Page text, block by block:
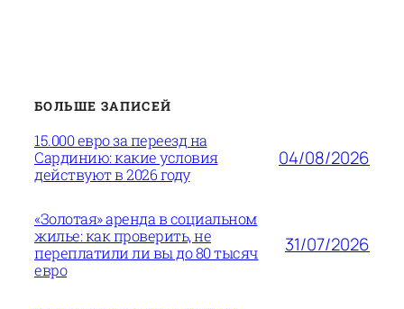
БОЛЬШЕ ЗАПИСЕЙ
15.000 евро за переезд на
Сардинию: какие условия
действуют в 2026 году
04/08/2026
«Золотая» аренда в социальном
жилье: как проверить, не
переплатили ли вы до 80 тысяч
евро
31/07/2026